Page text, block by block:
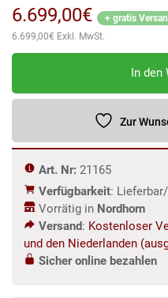
6.699,00€
+ gratis
6.699,00€ Exkl. MwSt.
BimboBox
Reproduktion
In den
Zur
Art. Nr: 21165
Verfügbarkeit:
Vorrätig in Nordhorn
Versand: Kostenloser
und den Niederlanden
Sicher online bezahlen